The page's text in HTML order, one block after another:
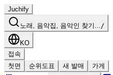
Juchify
노래, 음악집, 음악인 찾기.../
KO
접속
첫면
순위도표 새 발매 가게